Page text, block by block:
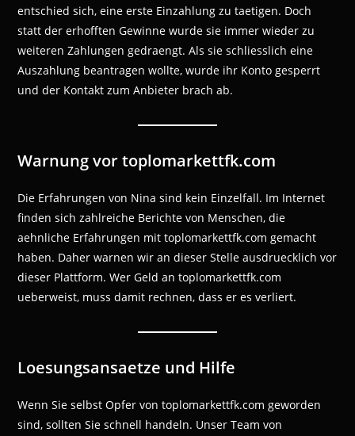
entschied sich, eine erste Einzahlung zu taetigen. Doch
statt der erhofften Gewinne wurde sie immer wieder zu
weiteren Zahlungen gedraengt. Als sie schliesslich eine
Auszahlung beantragen wollte, wurde ihr Konto gesperrt
und der Kontakt zum Anbieter brach ab.
Warnung vor toplomarkettfk.com
Die Erfahrungen von Nina sind kein Einzelfall. Im Internet
finden sich zahlreiche Berichte von Menschen, die
aehnliche Erfahrungen mit toplomarkettfk.com gemacht
haben. Daher warnen wir an dieser Stelle ausdruecklich vor
dieser Plattform. Wer Geld an toplomarkettfk.com
ueberweist, muss damit rechnen, dass er es verliert.
Loesungsansaetze und Hilfe
Wenn Sie selbst Opfer von toplomarkettfk.com geworden
sind, sollten Sie schnell handeln. Unser Team von